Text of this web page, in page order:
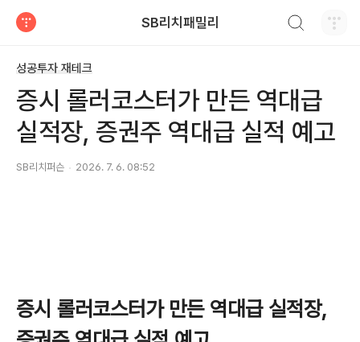
SB리치패밀리
성공투자 재테크
증시 롤러코스터가 만든 역대급
실적장, 증권주 역대급 실적 예고
SB리치퍼슨 2026. 7. 6. 08:52
증시 롤러코스터가 만든 역대급 실적장,